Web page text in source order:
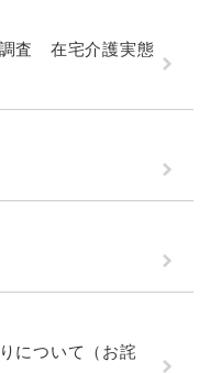
査 在宅介護実態
について（お詫